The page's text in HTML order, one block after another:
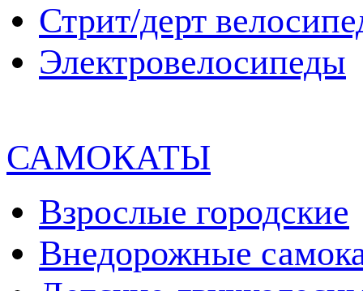
Стрит/дерт
Электровелосипеды
САМОКАТЫ
Взрослые городские
Внедорожные